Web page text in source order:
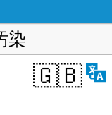
染
🇬🇧